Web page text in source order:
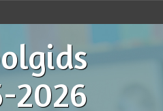
2026